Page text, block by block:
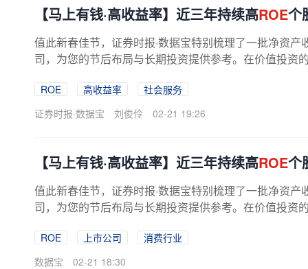
【马上有钱·高收益率】近三年持续高ROE个
值此新春佳节，证券时报·数据宝特别梳理了一批净资产
司，为您的节后布局与长期投资提供参考。在价值投资
ROE 高收益率
社会服务
证券时报·数据宝
刘俊伶 02-21 19:26
【马上有钱·高收益率】近三年持续高ROE个
值此新春佳节，证券时报·数据宝特别梳理了一批净资产
司，为您的节后布局与长期投资提供参考。在价值投资
ROE 上市公司
消费行业
数据宝
02-21 18:30